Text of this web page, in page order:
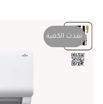
نفدت الكمية